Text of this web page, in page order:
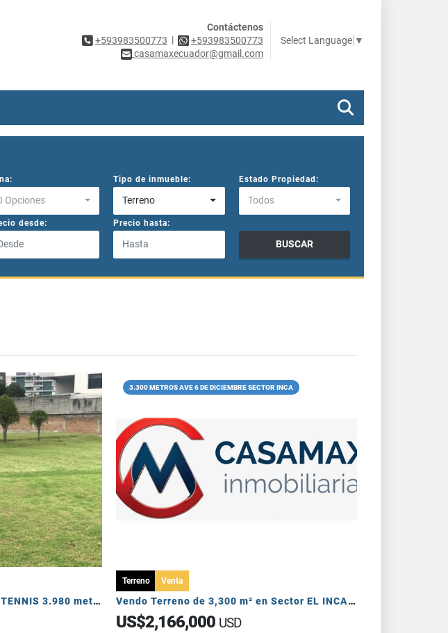
Contáctenos
+593983500773 |
+593983500773
casamaxecuador@gmail.com
Select Language ▼
Opciones
Tipo de inmueble:
Terreno
Estado Propiedad:
Todos
desde: Precio hasta:
BUSCAR
VENTA DE TERRENO QUITO TENNIS 3.980 metros
3.300 METROS AVE 6 DE DICIEMBRE SECTOR INCA
Terreno Venta
Vendo Terreno de 3,300 m² en Sector EL INCA -AVE 6 DE DICIEMBRE
US$2,166,000 USD